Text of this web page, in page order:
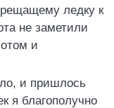
ледку к
не заметили
и
и пришлось
я благополучно